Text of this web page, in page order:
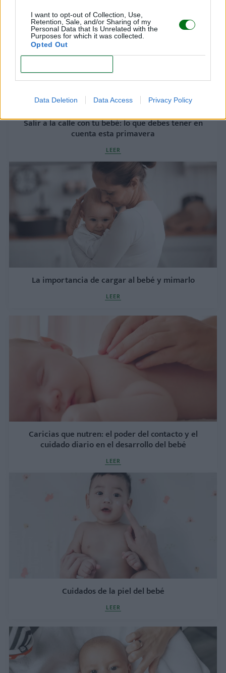
I want to opt-out of Collection, Use,
Retention, Sale, and/or Sharing of my
Personal Data that Is Unrelated with the
Purposes for which it was collected.
Opted Out
Data Deletion Data Access Privacy Policy
Salir a la calle con tu bebé: lo que debes tener en
cuenta esta primavera
LEER
La importancia de cargar al bebé y mimarlo
LEER
Caricias que nutren: el poder del contacto y el
cuidado diario en el desarrollo del bebé
LEER
Cuidados de la piel del bebé
LEER